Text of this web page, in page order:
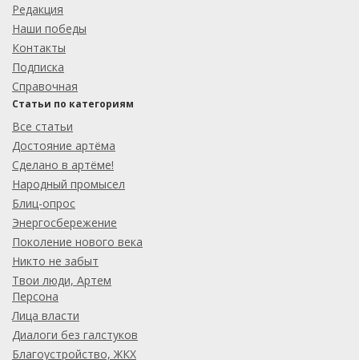
Редакция
Наши победы
Контакты
Подписка
Справочная
Статьи по категориям
Все статьи
Достояние артёма
Сделано в артёме!
Народный промысел
Блиц-опрос
Энергосбережение
Поколение нового века
Никто не забыт
Твои люди, Артем
Персона
Лица власти
Диалоги без галстуков
Благоустройство, ЖКХ